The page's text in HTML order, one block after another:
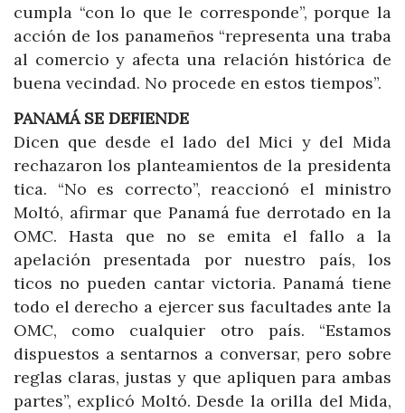
cumpla “con lo que le corresponde”, porque la
acción de los panameños “representa una traba
al comercio y afecta una relación histórica de
buena vecindad. No procede en estos tiempos”.
PANAMÁ SE DEFIENDE
Dicen que desde el lado del Mici y del Mida
rechazaron los planteamientos de la presidenta
tica. “No es correcto”, reaccionó el ministro
Moltó, afirmar que Panamá fue derrotado en la
OMC. Hasta que no se emita el fallo a la
apelación presentada por nuestro país, los
ticos no pueden cantar victoria. Panamá tiene
todo el derecho a ejercer sus facultades ante la
OMC, como cualquier otro país. “Estamos
dispuestos a sentarnos a conversar, pero sobre
reglas claras, justas y que apliquen para ambas
partes”, explicó Moltó. Desde la orilla del Mida,